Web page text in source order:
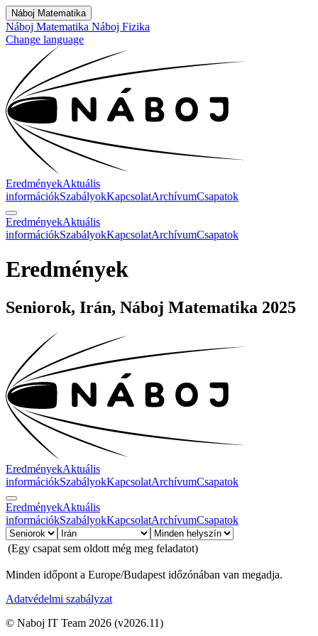
Náboj Matematika
Náboj Matematika Náboj Fizika
Change language
EredményekAktuális
információkSzabályokKapcsolatArchívumCsapatok
EredményekAktuális
információkSzabályokKapcsolatArchívumCsapatok
Eredmények
Seniorok, Irán, Náboj Matematika 2025
EredményekAktuális
információkSzabályokKapcsolatArchívumCsapatok
EredményekAktuális
információkSzabályokKapcsolatArchívumCsapatok
(Egy csapat sem oldott még meg feladatot)
Minden időpont a Europe/Budapest időzónában van megadja.
Adatvédelmi szabályzat
© Naboj IT Team 2026 (v2026.11)